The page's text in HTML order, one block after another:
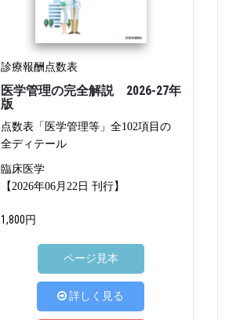
診療報酬点数表
医学管理の完全解説 2026-27年
版
点数表「医学管理等」全102項目の
全ディテール
臨床医学
【2026年06月22日 刊行】
1,800円
ページ見本
詳しく見る